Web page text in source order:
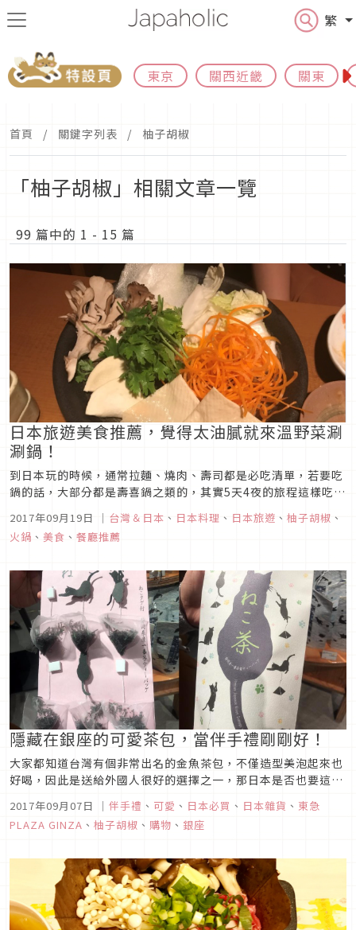
繁
東京 關西近畿 關東
首頁 關鍵字列表 柚子胡椒
「柚子胡椒」相關文章一覽
99 篇中的 1 - 15 篇
日本旅遊美食推薦，覺得太油膩就來溫野菜涮
涮鍋！
到日本玩的時候，通常拉麵、燒肉、壽司都是必吃清單，若要吃
鍋的話，大部分都是壽喜鍋之類的，其實5天4夜的旅程這樣吃下
議大家，可以在美食清單中排個涮涮鍋，讓腸胃休息一下，而今
天柚子胡椒就要介紹一間個人覺得還不錯吃的涮涮鍋-溫野菜。
2017年09月19日 ｜ 台灣＆日本 、 日本料理 、 日本旅遊 、 柚子胡椒 、
火鍋 、 美食 、 餐廳推薦
隱藏在銀座的可愛茶包，當伴手禮剛剛好！
大家都知道台灣有個非常出名的金魚茶包，不僅造型美泡起來也
好喝，因此是送給外國人很好的選擇之一，那日本是否也要這樣
有那些可愛的茶包吧!
2017年09月07日 ｜ 伴手禮 、 可愛 、 日本必買 、 日本雜貨 、 東急
PLAZA GINZA 、 柚子胡椒 、 購物 、 銀座